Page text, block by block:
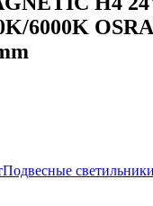
6000K
Подвесные светильники